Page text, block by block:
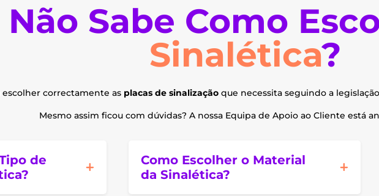
Não Sabe Como
Sinalética?
escolher correctamente as placas de sinalização que necessita seguindo a
Mesmo assim ficou com dúvidas? A nossa Equipa de Apoio ao Cliente está
de
Como Escolher o Material
da Sinalética?